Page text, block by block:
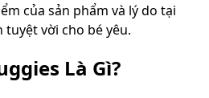
của sản phẩm và lý do tại
tuyệt vời cho bé yêu.
Là Gì?